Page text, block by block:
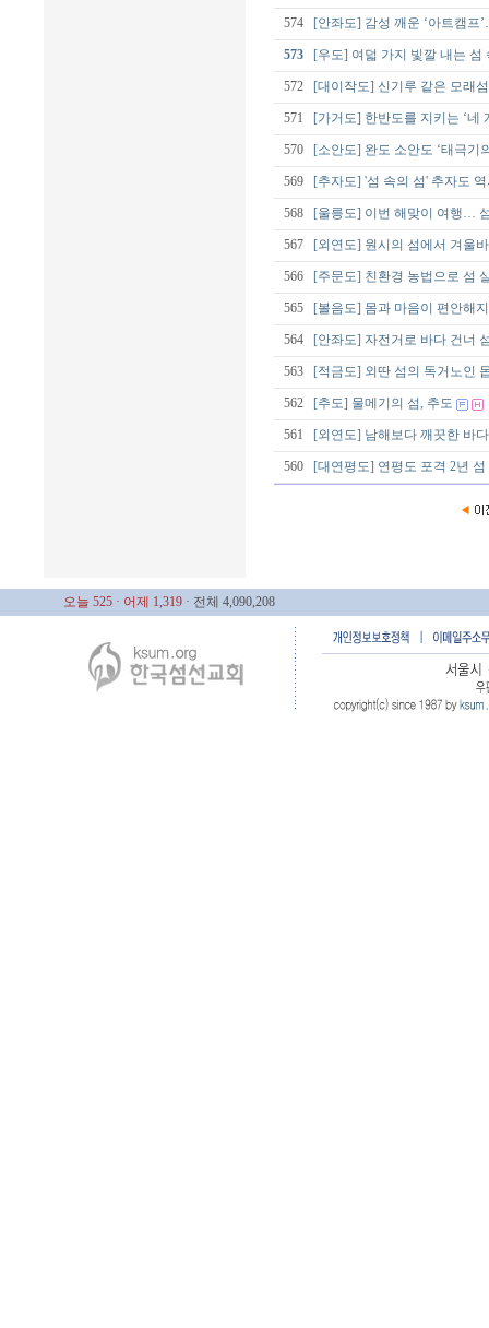
574 [안좌도] 감성 깨운 ‘아트캠프
573 [우도] 여덟 가지 빛깔 내는 섬
572 [대이작도] 신기루 같은 모래
571 [가거도] 한반도를 지키는 ‘네
570 [소안도] 완도 소안도 ‘태극기
569 [추자도] '섬 속의 섬' 추자도 역
568 [울릉도] 이번 해맞이 여행…
567 [외연도] 원시의 섬에서 겨울
566 [주문도] 친환경 농법으로 섬
565 [볼음도] 몸과 마음이 편안해
564 [안좌도] 자전거로 바다 건너
563 [적금도] 외딴 섬의 독거노인
562 [추도] 물메기의 섬, 추도
561 [외연도] 남해보다 깨끗한 바
560 [대연평도] 연평도 포격 2년
오늘 525 · 어제 1,319 · 전체 4,090,208